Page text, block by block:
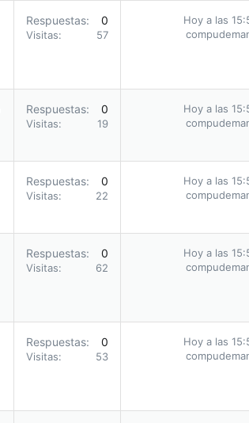
Respuestas 0
Visitas 57
Hoy a las
Respuestas 0
Visitas 19
Hoy a las
Respuestas 0
Visitas 22
Hoy a las
Respuestas 0
Visitas 62
Hoy a las
Respuestas 0
Visitas 53
Hoy a las